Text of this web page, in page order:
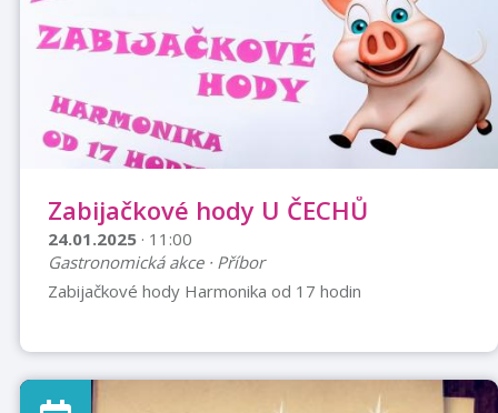
Zabijačkové hody U ČECHŮ
24.01.2025 · 11:00
Gastronomická akce · Příbor
Zabijačkové hody Harmonika od 17 hodin